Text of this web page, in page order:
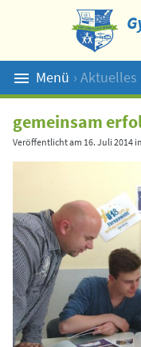
Menü › Aktuelles
Suche
gemeinsam
Veröffentlicht am 16. Juli 2014